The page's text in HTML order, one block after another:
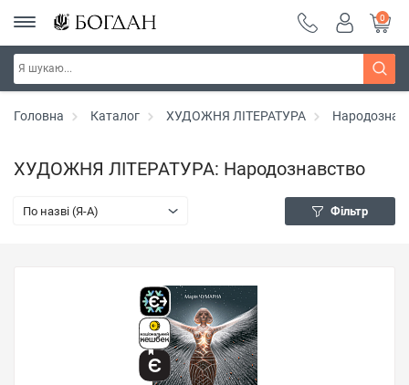
0
Головна Каталог ХУДОЖНЯ ЛІТЕРАТУРА
ХУДОЖНЯ ЛІТЕРАТУРА: Народознавство
По назві (Я-А) Фільтр